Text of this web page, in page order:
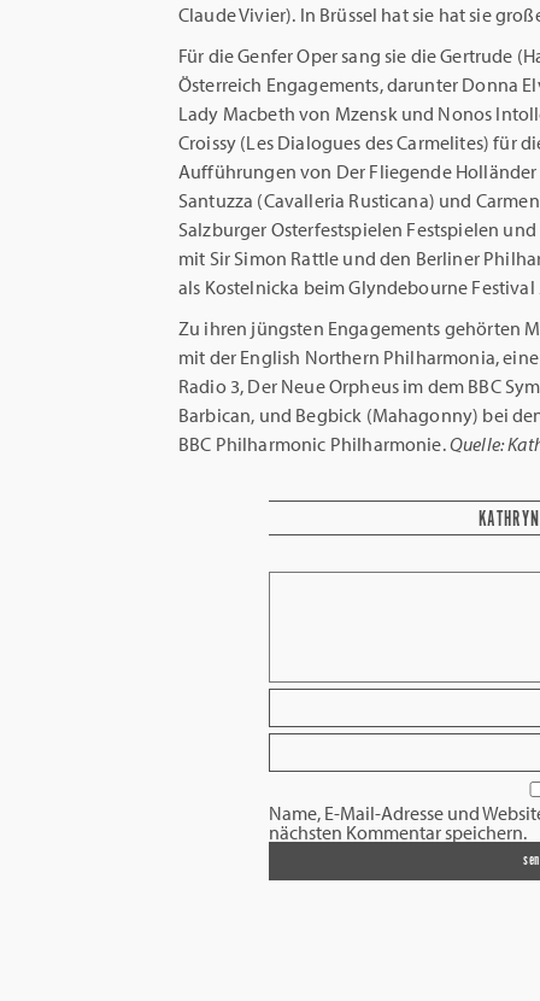
Claude Vivier). In Brüssel hat sie hat sie
Für die Genfer Oper sang sie die Gertrude
Österreich Engagements, darunter Donna
Lady Macbeth von Mzensk und Nonos
Croissy (Les Dialogues des Carmelites) für
Aufführungen von Der Fliegende
Santuzza (Cavalleria Rusticana) und
Salzburger Osterfestspielen Festspielen
mit Sir Simon Rattle und den Berliner
als Kostelnicka beim Glyndebourne Festival
Zu ihren jüngsten Engagements gehörten
mit der English Northern Philharmonia,
Radio 3, Der Neue Orpheus im dem BBC
Barbican, und Begbick (Mahagonny) bei
BBC Philharmonic Philharmonie.Quelle:
Name, E-Mail-Adresse und
nächsten Kommentar speichern.